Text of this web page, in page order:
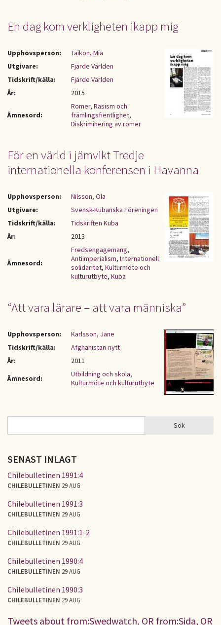
En dag kom verkligheten ikapp mig
Upphovsperson:
Taikon, Mia
Utgivare:
Fjärde Världen
Tidskrift/källa:
Fjärde Världen
År:
2015
Ämnesord:
Romer, Rasism och
främlingsfientlighet,
Diskriminering av romer
För en värld i jämvikt Tredje
internationella konferensen i Havanna
Upphovsperson:
Nilsson, Ola
Utgivare:
Svensk-Kubanska Föreningen
Tidskrift/källa:
Tidskriften Kuba
År:
2013
Ämnesord:
Fredsengagemang,
Antiimperialism, Internationell
solidaritet, Kulturmöte och
kulturutbyte, Kuba
“Att vara lärare – att vara människa”
Upphovsperson:
Karlsson, Jane
Tidskrift/källa:
Afghanistan-nytt
År:
2011
Ämnesord:
Utbildning och skola,
Kulturmöte och kulturutbyte
SÖKFORMULÄR Sök
SENAST INLAGT
Chilebulletinen 1991:4
CHILEBULLETINEN 29 AUG
Chilebulletinen 1991:3
CHILEBULLETINEN 29 AUG
Chilebulletinen 1991:1-2
CHILEBULLETINEN 29 AUG
Chilebulletinen 1990:4
CHILEBULLETINEN 29 AUG
Chilebulletinen 1990:3
CHILEBULLETINEN 29 AUG
Tweets about from:Swedwatch, OR from:Sida, OR